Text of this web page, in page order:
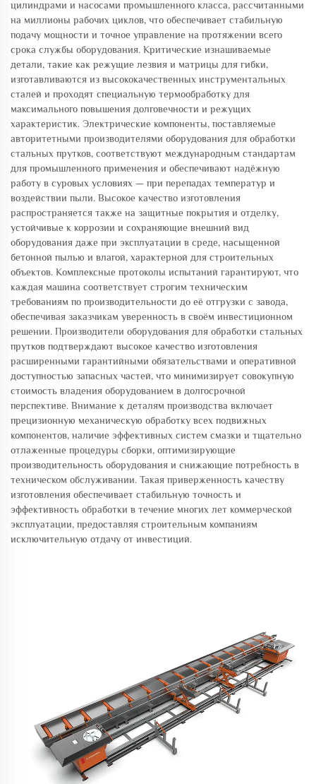
цилиндрами и насосами промышленного класса, рассчитанными
на миллионы рабочих циклов, что обеспечивает стабильную
подачу мощности и точное управление на протяжении всего
срока службы оборудования. Критические изнашиваемые
детали, такие как режущие лезвия и матрицы для гибки,
изготавливаются из высококачественных инструментальных
сталей и проходят специальную термообработку для
максимального повышения долговечности и режущих
характеристик. Электрические компоненты, поставляемые
авторитетными производителями оборудования для обработки
стальных прутков, соответствуют международным стандартам
для промышленного применения и обеспечивают надёжную
работу в суровых условиях — при перепадах температур и
воздействии пыли. Высокое качество изготовления
распространяется также на защитные покрытия и отделку,
устойчивые к коррозии и сохраняющие внешний вид
оборудования даже при эксплуатации в среде, насыщенной
бетонной пылью и влагой, характерной для строительных
объектов. Комплексные протоколы испытаний гарантируют, что
каждая машина соответствует строгим техническим
требованиям по производительности до её отгрузки с завода,
обеспечивая заказчикам уверенность в своём инвестиционном
решении. Производители оборудования для обработки стальных
прутков подтверждают высокое качество изготовления
расширенными гарантийными обязательствами и оперативной
доступностью запасных частей, что минимизирует совокупную
стоимость владения оборудованием в долгосрочной
перспективе. Внимание к деталям производства включает
прецизионную механическую обработку всех подвижных
компонентов, наличие эффективных систем смазки и тщательно
отлаженные процедуры сборки, оптимизирующие
производительность оборудования и снижающие потребность в
техническом обслуживании. Такая приверженность качеству
изготовления обеспечивает стабильную точность и
эффективность обработки в течение многих лет коммерческой
эксплуатации, предоставляя строительным компаниям
исключительную отдачу от инвестиций.